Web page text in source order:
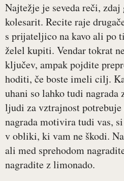
Najtežje je seveda reči,
kolesarit. Recite raje
s prijateljico na kavo ali po
želel kupiti. Vendar tokrat
ključev, ampak pojdite
hoditi, če boste imeli cilj.
uhani so lahko tudi nagrada
ljudi za vztrajnost potrebuje
nagrada motivira tudi vas,
v obliki, ki vam ne škodi.
ali med sprehodom
nagradite z limonado.